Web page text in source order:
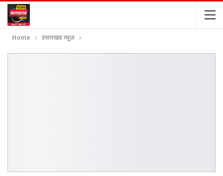
Home उत्तराखंड न्यूज़